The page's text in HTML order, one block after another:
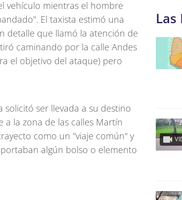
vehículo mientras el hombre
El taxista estimó una
detalle que llamó la atención de
caminando por la calle Andes
el objetivo del ataque) pero
ser llevada a su destino
a la zona de las calles Martín
como un "viaje común" y
algún bolso o elemento
Las